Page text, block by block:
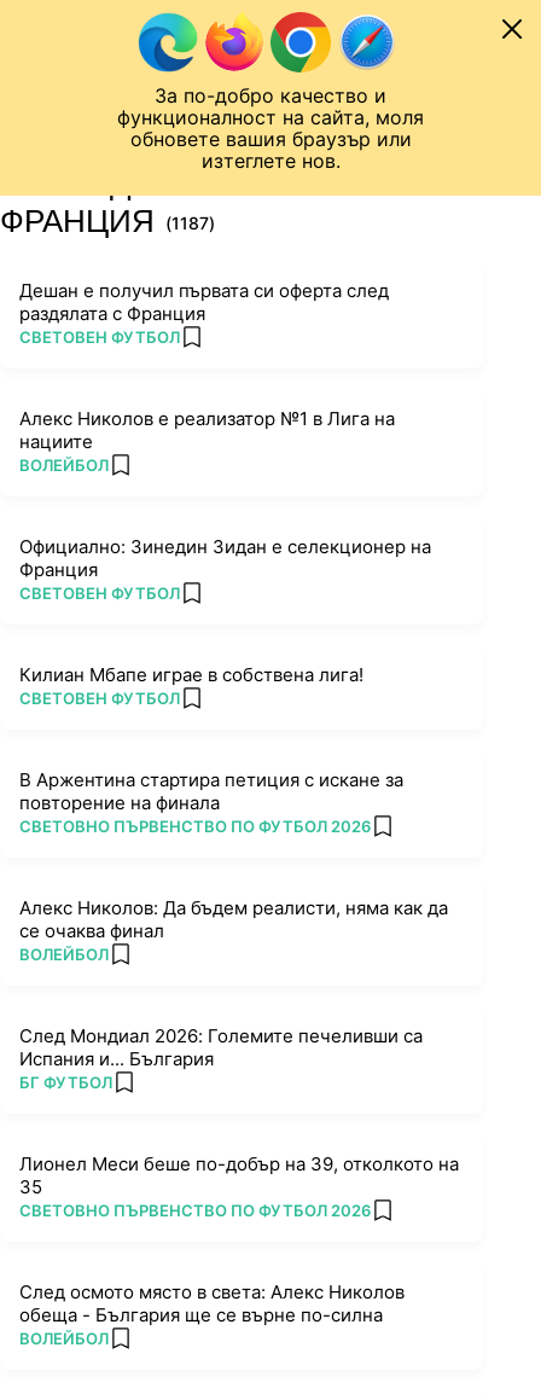
За по-добро качество и
функционалност на сайта, моля
обновете вашия браузър или
изтеглете нов.
Към съдържанието
Лига на Конференциите
ФРАНЦИЯ
(1187)
Дешан е получил първата си оферта след
раздялата с Франция
ПОВЕЧЕ ОТ
СВЕТОВЕН ФУТБОЛ add favorites
Алекс Николов е реализатор №1 в Лига на
нациите
ПОВЕЧЕ ОТ
ВОЛЕЙБОЛ add favorites
Официално: Зинедин Зидан е селекционер на
Франция
ПОВЕЧЕ ОТ
СВЕТОВЕН ФУТБОЛ add favorites
Килиан Мбапе играе в собствена лига!
ПОВЕЧЕ ОТ
СВЕТОВЕН ФУТБОЛ add favorites
В Аржентина стартира петиция с искане за
повторение на финала
ПОВЕЧЕ ОТ
СВЕТОВНО ПЪРВЕНСТВО ПО ФУТБОЛ 2026 add favorites
Алекс Николов: Да бъдем реалисти, няма как да
се очаква финал
ПОВЕЧЕ ОТ
ВОЛЕЙБОЛ add favorites
След Мондиал 2026: Големите печеливши са
Испания и... България
ПОВЕЧЕ ОТ
БГ ФУТБОЛ add favorites
Лионел Меси беше по-добър на 39, отколкото на
35
ПОВЕЧЕ ОТ
СВЕТОВНО ПЪРВЕНСТВО ПО ФУТБОЛ 2026 add favorites
След осмото място в света: Алекс Николов
обеща - България ще се върне по-силна
ПОВЕЧЕ ОТ
ВОЛЕЙБОЛ add favorites